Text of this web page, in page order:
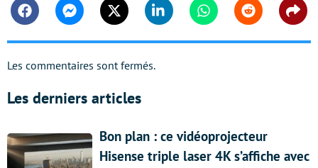
FacebookMessengerTwitter Linkedin WhatsappReddit
Les commentaires sont fermés.
Les derniers articles
Bon plan : ce vidéoprojecteur
Hisense triple laser 4K s’affiche avec